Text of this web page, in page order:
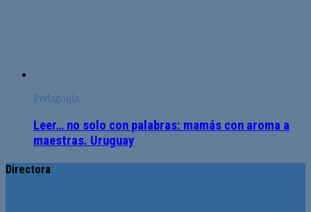
Pedagogía
Leer… no solo con palabras: mamás con aroma a
maestras. Uruguay
Directora